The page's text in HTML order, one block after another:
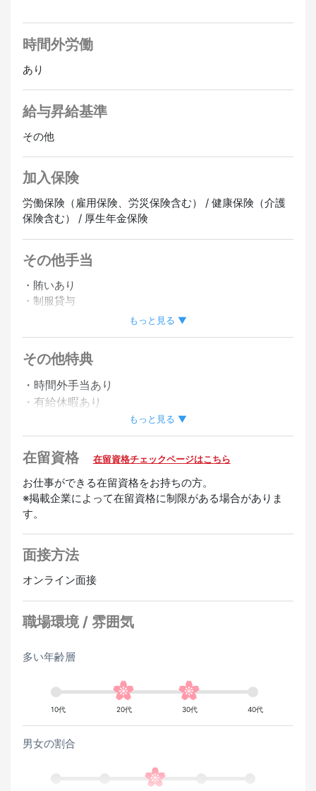
時間外労働
あり
給与昇給基準
その他
加入保険
労働保険（雇用保険、労災保険含む） / 健康保険（介護
保険含む） / 厚生年金保険
その他手当
・賄いあり
・制服貸与
・各種社会保険制度あり
・従業員割引あり
・シフト応相談
オンライン面接OK
もっと見る ▼
その他特典
・時間外手当あり
・有給休暇あり
歓迎
経験者優遇 未経験OK
もっと見る ▼
在留資格 在留資格チェックページはこちら
お仕事ができる在留資格をお持ちの方。
※掲載企業によって在留資格に制限がある場合がありま
す。
面接方法
オンライン面接
職場環境 / 雰囲気
多い年齢層
10代 20代 30代 40代
男女の割合